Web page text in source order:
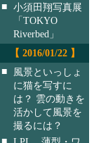
■ 小須田翔写真展
「TOKYO
Riverbed」
【 2016/01/22 】
■
風景といっしょ
に猫を写すに
は？ 雲の動きを
活かして風景を
撮るには？
■